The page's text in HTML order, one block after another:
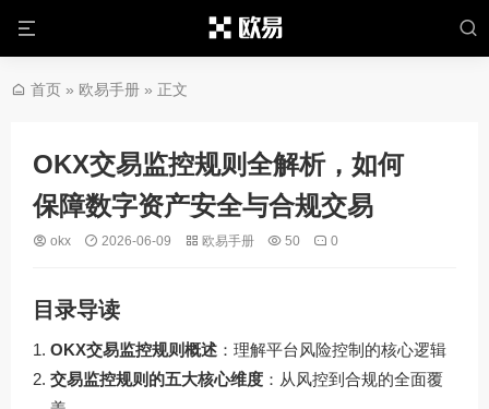
首页 » 欧易手册 » 正文
OKX交易监控规则全解析，如何
保障数字资产安全与合规交易
okx 2026-06-09 欧易手册 50 0
目录导读
OKX交易监控规则概述 ：理解平台风险控制的核心逻辑
交易监控规则的五大核心维度 ：从风控到合规的全面覆